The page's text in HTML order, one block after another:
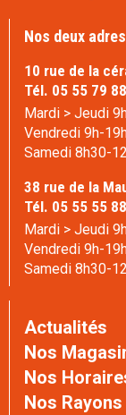
Nos deux
10 rue de la
Tél. 05 55 79
Mardi > Jeudi
Vendredi 9h-
Samedi 8h30-
38 rue de la
Tél. 05 55 55
Mardi > Jeudi
Vendredi 9h-
Samedi 8h30-
Actualités
Nos
Nos
Nos Rayons